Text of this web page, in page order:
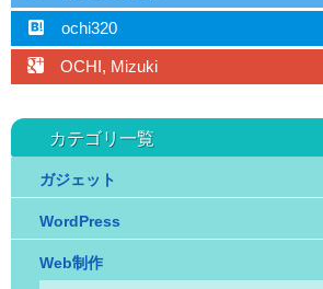
hatebu ochi320
googleplus OCHI, Mizuki
カテゴリ一覧
ガジェット
WordPress
Web制作